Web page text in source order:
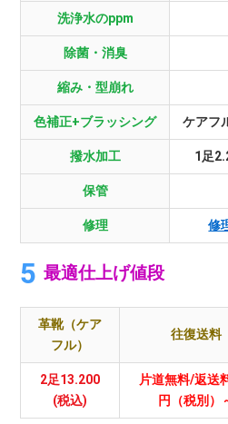
洗浄水のppm
除菌・消臭
縮み・型崩れ
色補正+ブラッシング ケアフ
撥水加工 1足
保管
修理 修
最適仕上げ値段
革靴（ケア
フル）
往復送料
2足13.200
(税込)
片道無料/返送
円（税別）